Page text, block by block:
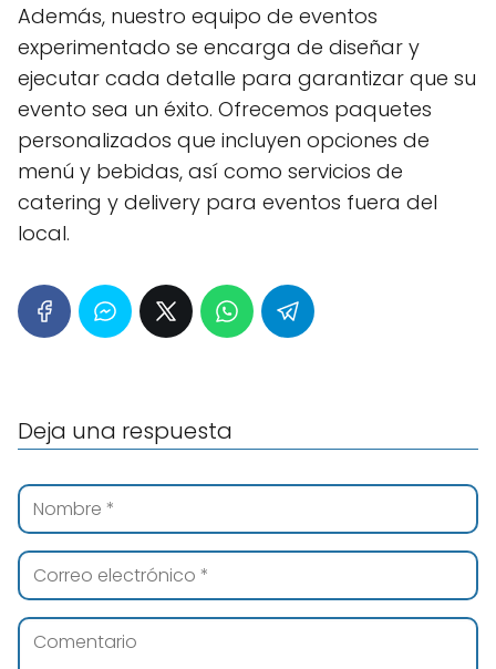
Además, nuestro equipo de eventos
experimentado se encarga de diseñar y
ejecutar cada detalle para garantizar que su
evento sea un éxito. Ofrecemos paquetes
personalizados que incluyen opciones de
menú y bebidas, así como servicios de
catering y delivery para eventos fuera del
local.
Deja una respuesta